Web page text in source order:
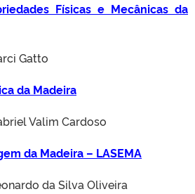
Físicas e Mecânicas da
Gatto
da Madeira
Valim Cardoso
da Madeira – LASEMA
da Silva Oliveira